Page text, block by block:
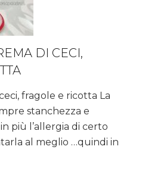
DI CECI,
fragole e ricotta La
stanchezza e
più l’allergia di certo
al meglio …quindi in